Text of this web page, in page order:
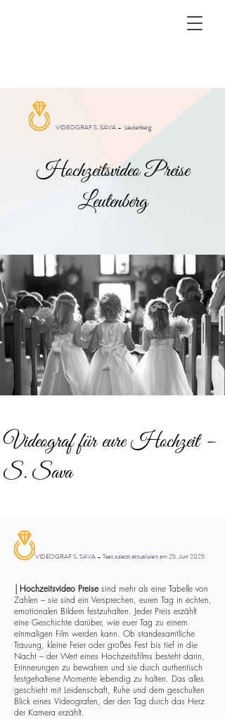
VIDEOGRAF S. SAVA – Leutenberg
Hochzeitsvideo Preise
Leutenberg
Videograf für eure Hochzeit –
S. Sava
VIDEOGRAF S. SAVA – Text zuletzt aktualisiert am 25. Juni 2025
Hochzeitsvideo Preisesind mehr als eine Tabelle von
Zahlen – sie sind ein Versprechen, euren Tag in echten,
emotionalen Bildern festzuhalten. Jeder Preis erzählt
eine Geschichte darüber, wie euer Tag zu einem
einmaligen Film werden kann. Ob standesamtliche
Trauung, kleine Feier oder großes Fest bis tief in die
Nacht – der Wert eines Hochzeitsfilms besteht darin,
Erinnerungen zu bewahren und sie durch authentisch
festgehaltene Momente lebendig zu halten. Das alles
geschieht mit Leidenschaft, Ruhe und dem geschulten
Blick eines Videografen, der den Tag durch das Herz
der Kamera erzählt.